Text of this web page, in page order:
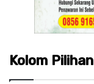
Kolom Pilihan